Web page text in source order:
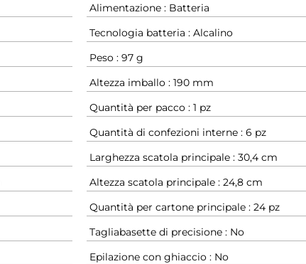
Alimentazione : Batteria
Tecnologia batteria : Alcalino
Peso : 97 g
Altezza imballo : 190 mm
Quantità per pacco : 1 pz
Quantità di confezioni interne : 6 pz
Larghezza scatola principale : 30,4 cm
Altezza scatola principale : 24,8 cm
Quantità per cartone principale : 24 pz
Tagliabasette di precisione : No
Epilazione con ghiaccio : No